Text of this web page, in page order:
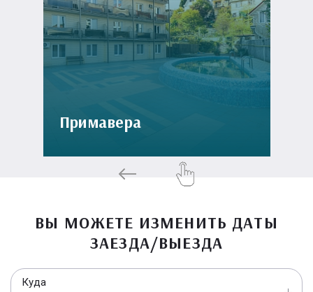
Примавера
ВЫ МОЖЕТЕ ИЗМЕНИТЬ ДАТЫ
ЗАЕЗДА/ВЫЕЗДА
Куда